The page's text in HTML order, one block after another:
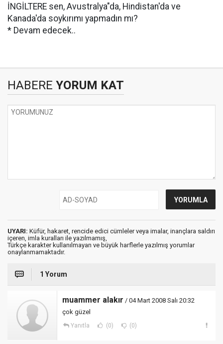
İNGİLTERE sen, Avustralya"da, Hindistan'da ve
Kanada'da soykırımı yapmadın mı?
* Devam edecek..
HABERE YORUM KAT
UYARI: Küfür, hakaret, rencide edici cümleler veya imalar, inançlara saldırı
içeren, imla kuralları ile yazılmamış,
Türkçe karakter kullanılmayan ve büyük harflerle yazılmış yorumlar
onaylanmamaktadır.
1 Yorum
muammer alakır / 04 Mart 2008 Salı 20:32
çok güzel
Yanıtla (0) (0)